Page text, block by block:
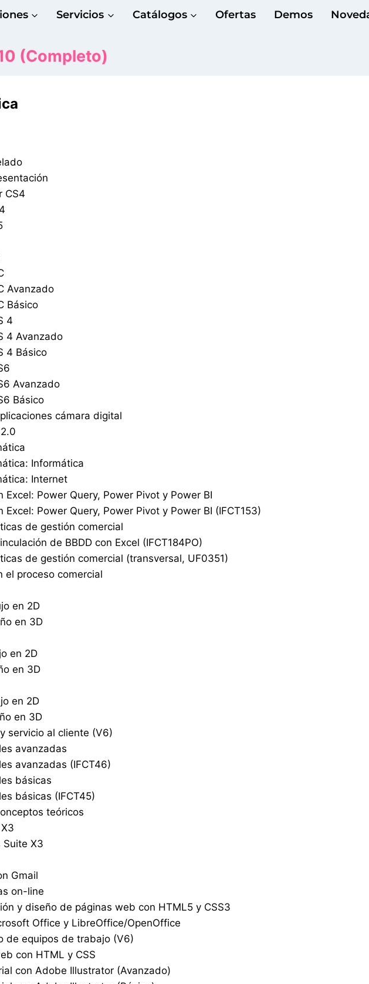
Servicios Catálogos Ofertas Demos
(Completo)
CS4
Avanzado
Básico
4
4 Avanzado
4 Básico
Avanzado
Básico
cámara digital
Informática
Internet
Power Query, Power Pivot y Power BI
Power Query, Power Pivot y Power BI (IFCT153)
de gestión comercial
de BBDD con Excel (IFCT184PO)
de gestión comercial (transversal, UF0351)
el proceso comercial
en 2D
en 3D
en 2D
en 3D
en 2D
en 3D
servicio al cliente (V6)
avanzadas
avanzadas (IFCT46)
básicas
básicas (IFCT45)
teóricos
Suite X3
Gmail
on-line
y diseño de páginas web con HTML5 y CSS3
Office y LibreOffice/OpenOffice
de equipos de trabajo (V6)
con HTML y CSS
con Adobe Illustrator (Avanzado)